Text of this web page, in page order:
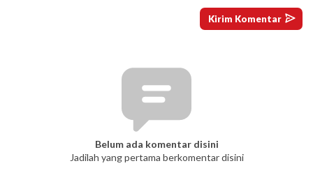
Belum ada komentar disini
Jadilah yang pertama berkomentar disini